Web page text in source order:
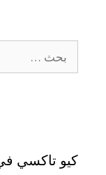
كيو تاكسي